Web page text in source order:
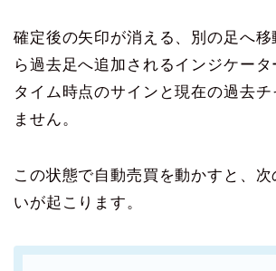
確定後の矢印が消える、別の足へ
ら過去足へ追加されるインジケー
タイム時点のサインと現在の過去チ
ません。
この状態で自動売買を動かすと、
いが起こります。